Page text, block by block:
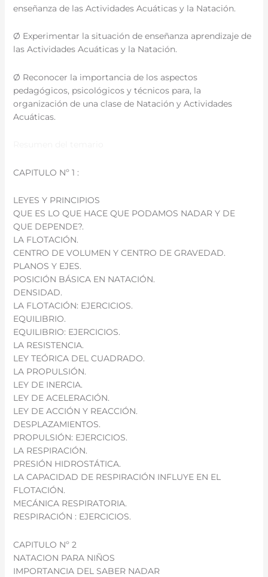
enseñanza de las Actividades Acuáticas y la Natación.
Ø Experimentar la situación de enseñanza aprendizaje de
las Actividades Acuáticas y la Natación.
Ø Reconocer la importancia de los aspectos
pedagógicos, psicológicos y técnicos para, la
organización de una clase de Natación y Actividades
Acuáticas.
CAPITULO Nº 1 :
LEYES Y PRINCIPIOS
QUE ES LO QUE HACE QUE PODAMOS NADAR Y DE
QUE DEPENDE?.
LA FLOTACIÓN.
CENTRO DE VOLUMEN Y CENTRO DE GRAVEDAD.
PLANOS Y EJES.
POSICIÓN BÁSICA EN NATACIÓN.
DENSIDAD.
LA FLOTACIÓN: EJERCICIOS.
EQUILIBRIO.
EQUILIBRIO: EJERCICIOS.
LA RESISTENCIA.
LEY TEÓRICA DEL CUADRADO.
LA PROPULSIÓN.
LEY DE INERCIA.
LEY DE ACELERACIÓN.
LEY DE ACCIÓN Y REACCIÓN.
DESPLAZAMIENTOS.
PROPULSIÓN: EJERCICIOS.
LA RESPIRACIÓN.
PRESIÓN HIDROSTÁTICA.
LA CAPACIDAD DE RESPIRACIÓN INFLUYE EN EL
FLOTACIÓN.
MECÁNICA RESPIRATORIA.
RESPIRACIÓN : EJERCICIOS.
CAPITULO Nº 2
NATACION PARA NIÑOS
IMPORTANCIA DEL SABER NADAR